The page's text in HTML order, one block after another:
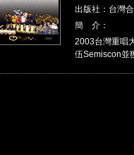
出版社：台灣
簡 介：
2003台灣重唱
伍Semiscon並